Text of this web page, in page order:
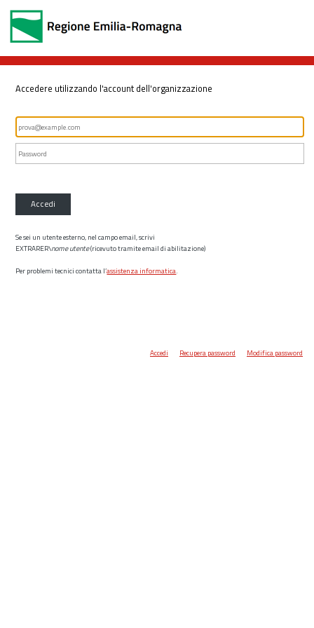
Accedere utilizzando l'account dell'organizzazione
Accedi
Se sei un utente esterno, nel campo email, scrivi
EXTRARER\nome utente(ricevuto tramite email di abilitazione)
Per problemi tecnici contatta l’assistenza informatica.
Accedi Recupera password Modifica password